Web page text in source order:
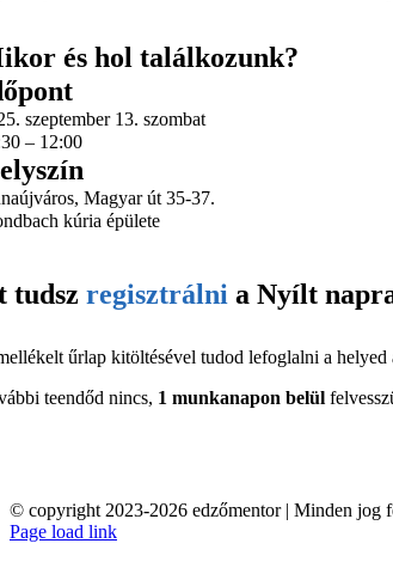
és hol találkozunk?
szeptember 13. szombat
– 12:00
Magyar út 35-37.
kúria épülete
tudszregisztrálni a Nyílt
űrlap kitöltésével tudod lefoglalni a
teendőd nincs, 1 munkanapon belül
© copyright 2023-2026 edzőmentor | Minden jog
Page load link